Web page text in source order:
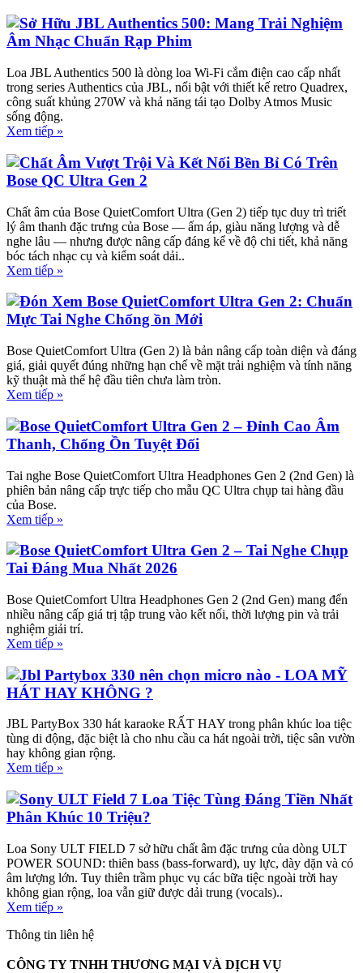
Sở Hữu JBL Authentics 500: Mang Trải Nghiệm
Âm Nhạc Chuẩn Rạp Phim
Loa JBL Authentics 500 là dòng loa Wi-Fi cắm điện cao cấp nhất
trong series Authentics của JBL, nổi bật với thiết kế retro Quadrex,
công suất khủng 270W và khả năng tái tạo Dolby Atmos Music
sống động.
Xem tiếp »
Chất Âm Vượt Trội Và Kết Nối Bền Bỉ Có Trên
Bose QC Ultra Gen 2
Chất âm của Bose QuietComfort Ultra (Gen 2) tiếp tục duy trì triết
lý âm thanh đặc trưng của Bose — ấm áp, giàu năng lượng và dễ
nghe lâu — nhưng được nâng cấp đáng kể về độ chi tiết, khả năng
bóc tách nhạc cụ và kiểm soát dải..
Xem tiếp »
Đón Xem Bose QuietComfort Ultra Gen 2: Chuẩn
Mực Tai Nghe Chống ồn Mới
Bose QuietComfort Ultra (Gen 2) là bản nâng cấp toàn diện và đáng
giá, giải quyết đúng những hạn chế về mặt trải nghiệm và tính năng
kỹ thuật mà thế hệ đầu tiên chưa làm tròn.
Xem tiếp »
Bose QuietComfort Ultra Gen 2 – Đỉnh Cao Âm
Thanh, Chống Ồn Tuyệt Đối
Tai nghe Bose QuietComfort Ultra Headphones Gen 2 (2nd Gen) là
phiên bản nâng cấp trực tiếp cho mẫu QC Ultra chụp tai hàng đầu
của Bose.
Xem tiếp »
Bose QuietComfort Ultra Gen 2 – Tai Nghe Chụp
Tai Đáng Mua Nhất 2026
Bose QuietComfort Ultra Headphones Gen 2 (2nd Gen) mang đến
nhiều nâng cấp giá trị tập trung vào kết nối, thời lượng pin và trải
nghiệm giải trí.
Xem tiếp »
Jbl Partybox 330 nên chọn micro nào - LOA MỸ
HÁT HAY KHÔNG ?
JBL PartyBox 330 hát karaoke RẤT HAY trong phân khúc loa tiệc
tùng di động, đặc biệt là cho nhu cầu ca hát ngoài trời, tiệc sân vườn
hay không gian rộng.
Xem tiếp »
Sony ULT Field 7 Loa Tiệc Tùng Đáng Tiền Nhất
Phân Khúc 10 Triệu?
Loa Sony ULT FIELD 7 sở hữu chất âm đặc trưng của dòng ULT
POWER SOUND: thiên bass (bass-forward), uy lực, dày dặn và có
âm lượng lớn. Tuy thiên trầm phục vụ các bữa tiệc ngoài trời hay
không gian rộng, loa vẫn giữ được dải trung (vocals)..
Xem tiếp »
Thông tin liên hệ
CÔNG TY TNHH THƯƠNG MẠI VÀ DỊCH VỤ